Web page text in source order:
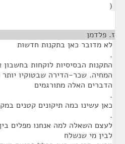
(
ז. פלדמן
לא מדובר כאן בתקנות חדשות
.
התקנות הבסיסיות לוקחות בחשבון
המחיה. שכר-הדירה שבטוקיו
הדברים האלה מתורגמים
.
כאן עשינו כמה תיקונים קטנים
.
לעצם השאלה למה אנחנו מפלים
לבין מי שנשלח